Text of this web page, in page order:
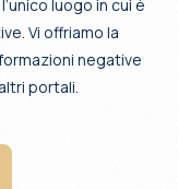
luogo in cui è
Vi offriamo la
negative
portali.